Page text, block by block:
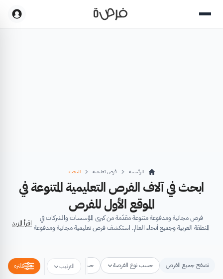
الرئيسية فرص تعليمية البحث
ابحث في آلاف الفرص التعليمية المتنوعة في
الموقع الأول للفرص
فرص مجانية ومدفوعة متنوعة مقدّمة من كبرى المؤسسات والشركات في
المنطقة العربية وجميع أنحاء العالم. استكشف فرص تعليمية مجانية ومدفوعة
الخبرات وبناء القدرات.
اقرأ المزيد
تصفح جميع الفرص حسب نوع الفرصة حسب مكان الفرصة حسب الترتيب فلتره